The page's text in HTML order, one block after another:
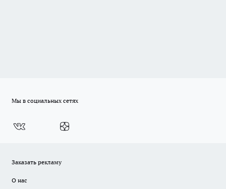
Мы в социальных сетях
Заказать рекламу
О нас